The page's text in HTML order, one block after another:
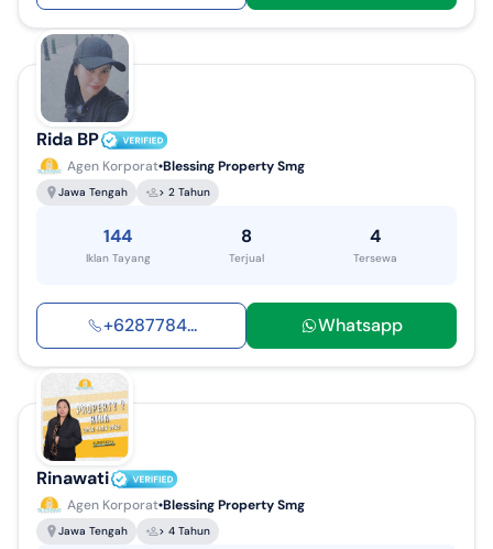
Rida BP
Agen Korporat Blessing Property Smg
Jawa Tengah > 2 Tahun
144
Iklan Tayang
8
Terjual
4
Tersewa
+6287784... Whatsapp
Rinawati
Agen Korporat Blessing Property Smg
Jawa Tengah > 4 Tahun